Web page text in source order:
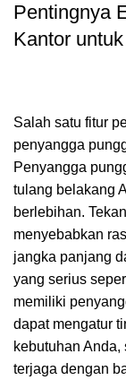
Pentingnya
Kantor
Salah satu fitur
penyangga
Penyangga
tulang belakang
berlebihan.
menyebabkan
jangka panjang
yang serius
memiliki
dapat mengatur
kebutuhan
terjaga dengan